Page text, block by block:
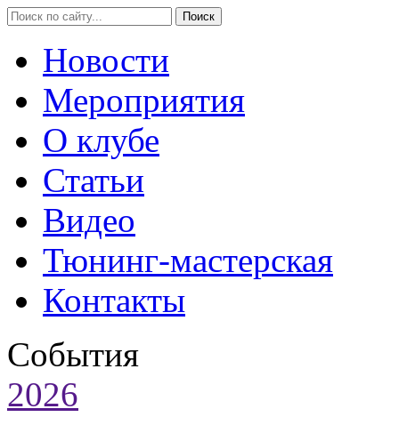
Новости
Мероприятия
О клубе
Статьи
Видео
Тюнинг-мастерская
Контакты
События
2026